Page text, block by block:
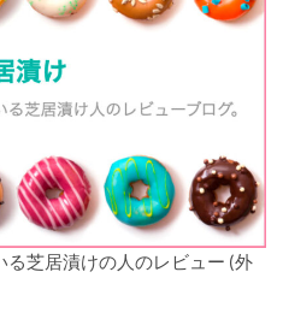
芝居漬けの人のレビュー (外